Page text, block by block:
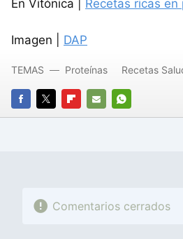
En Vitónica | Recetas ricas en
Imagen | DAP
FACEBOOK
TWITTERFLIPBOARD
E-
WHATSAPP
TEMAS Proteínas Recetas
Comentarios cerrados